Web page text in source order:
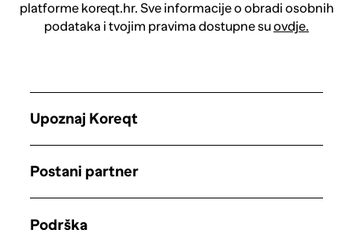
platforme koreqt.hr. Sve informacije o obradi osobnih
podataka i tvojim pravima dostupne suovdje.
Upoznaj Koreqt
Postani partner
Podrška